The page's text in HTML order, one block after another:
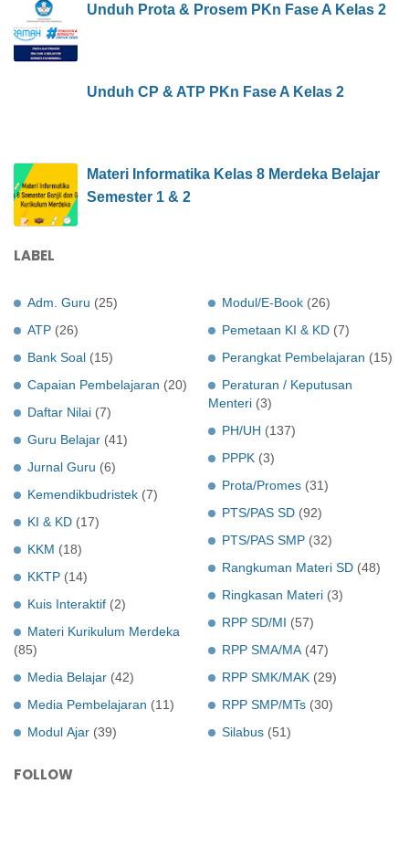
Unduh Prota & Prosem PKn Fase A Kelas 2
Unduh CP & ATP PKn Fase A Kelas 2
Materi Informatika Kelas 8 Merdeka Belajar
Semester 1 & 2
LABEL
Adm. Guru (25)
ATP (26)
Bank Soal (15)
Capaian Pembelajaran (20)
Daftar Nilai (7)
Guru Belajar (41)
Jurnal Guru (6)
Kemendikbudristek (7)
KI & KD (17)
KKM (18)
KKTP (14)
Kuis Interaktif (2)
Materi Kurikulum Merdeka
(85)
Media Belajar (42)
Media Pembelajaran (11)
Modul Ajar (39)
Modul/E-Book (26)
Pemetaan KI & KD (7)
Perangkat Pembelajaran (15)
Peraturan / Keputusan
Menteri (3)
PH/UH (137)
PPPK (3)
Prota/Promes (31)
PTS/PAS SD (92)
PTS/PAS SMP (32)
Rangkuman Materi SD (48)
Ringkasan Materi (3)
RPP SD/MI (57)
RPP SMA/MA (47)
RPP SMK/MAK (29)
RPP SMP/MTs (30)
Silabus (51)
FOLLOW